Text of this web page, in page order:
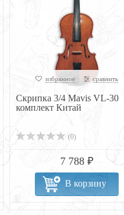
избранное сравнить
Скрипка 3/4 Mavis VL-30
комплект Китай
(0)
7 788 ₽
В корзину